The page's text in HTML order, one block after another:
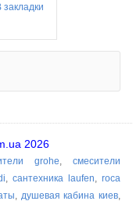
закладки
2026
grohe,смесители
, сантехника laufen,roca
, душевая кабина киев,